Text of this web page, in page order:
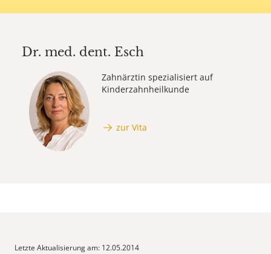
Dr. med. dent. Esch
Zahnärztin spezialisiert auf
Kinderzahnheilkunde
zur Vita
Letzte Aktualisierung am: 12.05.2014